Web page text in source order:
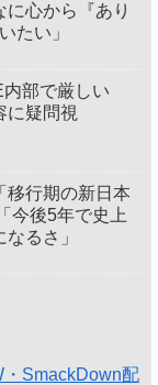
心から『あり
たい」
部で厳しい
疑問視
移行期の新日本
今後5年で史上
るさ」
SmackDown配